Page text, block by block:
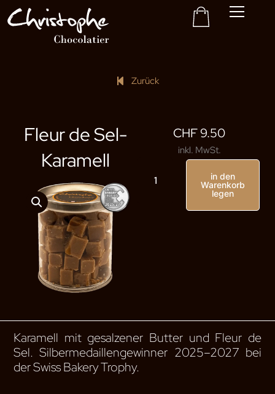
Zum
Inhalt
Korb
Zurück
Fleur de Sel-
Karamell
CHF9.50
inkl. MwSt.
Karamell
in den
Warenkorb
legen
Karamell mit gesalzener Butter und Fleur de
Sel. Silbermedaillengewinner 2025–2027 bei
der Swiss Bakery Trophy.